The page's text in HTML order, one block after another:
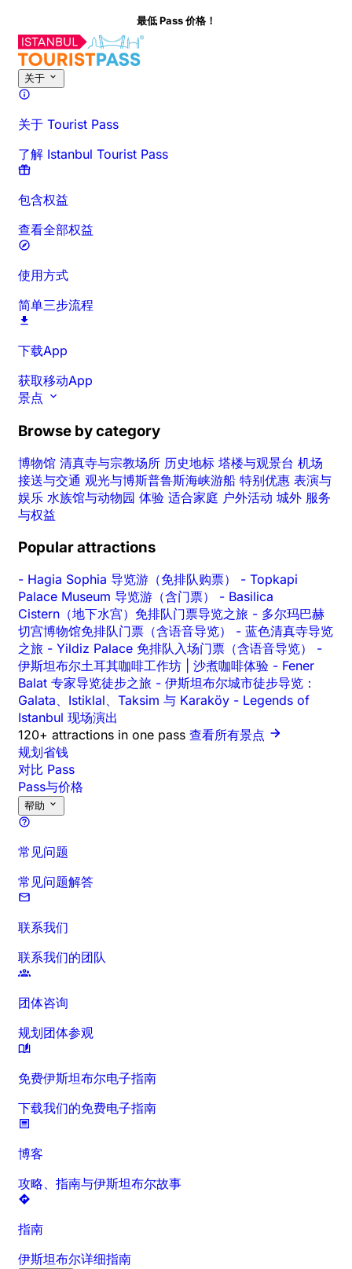
最低 Pass 价格！
关于
关于 Tourist Pass
了解 Istanbul Tourist Pass
包含权益
查看全部权益
使用方式
简单三步流程
下载App
获取移动App
景点
Browse by category
博物馆 清真寺与宗教场所 历史地标 塔楼与观景台 机场
接送与交通 观光与博斯普鲁斯海峡游船 特别优惠 表演与
娱乐 水族馆与动物园 体验 适合家庭 户外活动 城外 服务
与权益
Popular attractions
- Hagia Sophia 导览游（免排队购票） - Topkapi
Palace Museum 导览游（含门票） - Basilica
Cistern（地下水宫）免排队门票导览之旅 - 多尔玛巴赫
切宫博物馆免排队门票（含语音导览） - 蓝色清真寺导览
之旅 - Yildiz Palace 免排队入场门票（含语音导览） -
伊斯坦布尔土耳其咖啡工作坊 | 沙煮咖啡体验 - Fener
Balat 专家导览徒步之旅 - 伊斯坦布尔城市徒步导览：
Galata、Istiklal、Taksim 与 Karaköy - Legends of
Istanbul 现场演出
120+ attractions in one pass 查看所有景点
规划省钱
对比 Pass
Pass与价格
帮助
常见问题
常见问题解答
联系我们
联系我们的团队
团体咨询
规划团体参观
免费伊斯坦布尔电子指南
下载我们的免费电子指南
博客
攻略、指南与伊斯坦布尔故事
指南
伊斯坦布尔详细指南
时间与时长 详细介绍 出行须知